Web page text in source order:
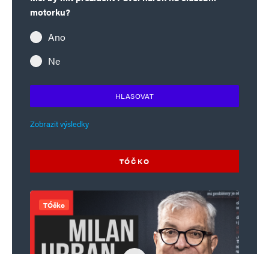
motorku?
Ano
Ne
HLASOVAT
Zobrazit výsledky
TÓČKO
TÓčko